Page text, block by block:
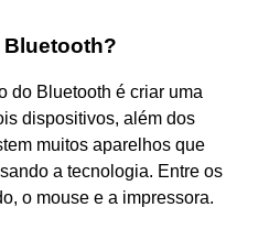
Bluetooth?
do Bluetooth é criar uma
dispositivos, além dos
muitos aparelhos que
a tecnologia. Entre os
o mouse e a impressora.